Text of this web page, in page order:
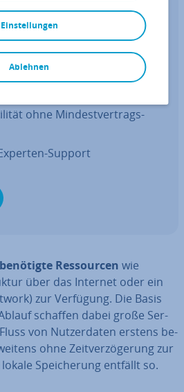
Engine
für Ihre Workloads
vCPUs und leis­tungs­star­ke
ohne Min­dest­ver­trags­
Support
Res­sour­cen wie
über das Internet oder ein
zur Verfügung. Die Basis
schaffen dabei große Ser­
von Nut­zer­da­ten erstens be­
ohne Zeit­ver­zö­ge­rung zur
Spei­che­rung entfällt so.
Ablehnen
Einstellungen